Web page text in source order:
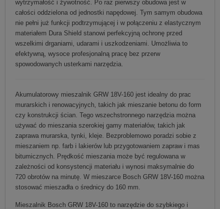
wytrzymałość i żywotność. Po raz pierwszy obudowa jest w
całości oddzielona od jednostki napędowej. Tym samym obudowa
nie pełni już funkcji podtrzymującej i w połączeniu z elastycznym
materiałem Dura Shield stanowi perfekcyjną ochronę przed
wszelkimi drganiami, udarami i uszkodzeniami. Umożliwia to
efektywną, wysoce profesjonalną pracę bez przerw
spowodowanych usterkami narzędzia.
Akumulatorowy mieszalnik GRW 18V-160 jest idealny do prac
murarskich i renowacyjnych, takich jak mieszanie betonu do form
czy konstrukcji ścian. Tego wszechstronnego narzędzia można
używać do mieszania szerokiej gamy materiałów, takich jak
zaprawa murarska, tynki, kleje. Bezproblemowo poradzi sobie z
mieszaniem np. farb i lakierów lub przygotowaniem zapraw i mas
bitumicznych. Prędkość mieszania może być regulowana w
zależności od konsystencji materiału i wynosi maksymalnie do
720 obrotów na minutę. W mieszarce Bosch GRW 18V-160 można
stosować mieszadła o średnicy do 160 mm.
Mieszalnik Bosch GRW 18V-160 to narzędzie do szybkiego i